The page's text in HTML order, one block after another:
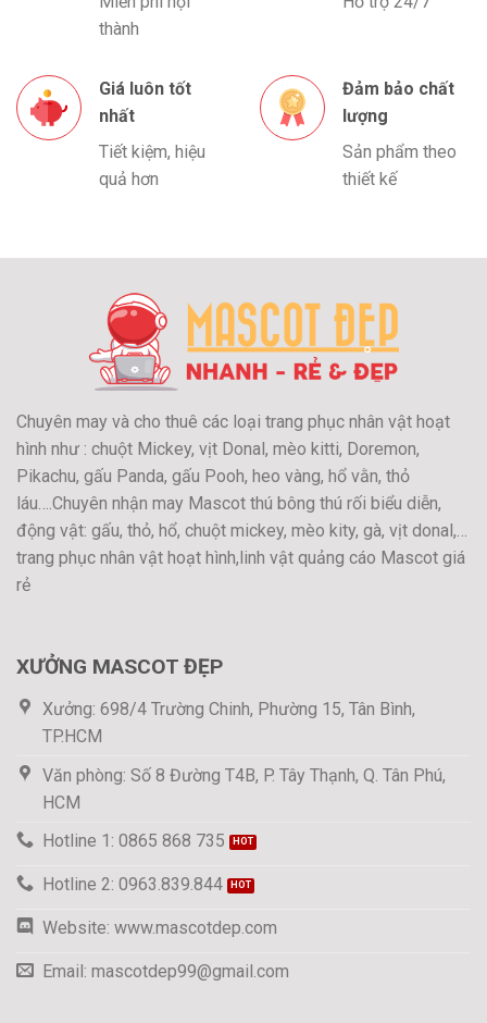
thành
Giá luôn tốt
nhất
Tiết kiệm, hiệu
quả hơn
Đảm bảo chất
lượng
Sản phẩm theo
thiết kế
Chuyên may và cho thuê các loại trang phục nhân vật hoạt
hình như : chuột Mickey, vịt Donal, mèo kitti, Doremon,
Pikachu, gấu Panda, gấu Pooh, heo vàng, hổ vằn, thỏ
láu….Chuyên nhận may Mascot thú bông thú rối biểu diễn,
động vật: gấu, thỏ, hổ, chuột mickey, mèo kity, gà, vịt donal,…
trang phục nhân vật hoạt hình,linh vật quảng cáo Mascot giá
rẻ
XƯỞNG MASCOT ĐẸP
Xưởng: 698/4 Trường Chinh, Phường 15, Tân Bình,
TP.HCM
Văn phòng: Số 8 Đường T4B, P. Tây Thạnh, Q. Tân Phú,
HCM
Hotline 1: 0865 868 735
Hotline 2: 0963.839.844
Website: www.mascotdep.com
Email: mascotdep99@gmail.com